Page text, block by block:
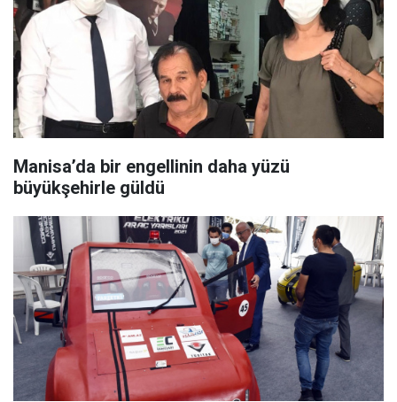
Manisa’da bir engellinin daha yüzü
büyükşehirle güldü